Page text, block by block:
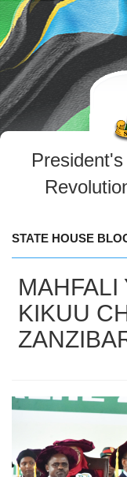
STATE HOUSE
MAHFALI
KIKUU